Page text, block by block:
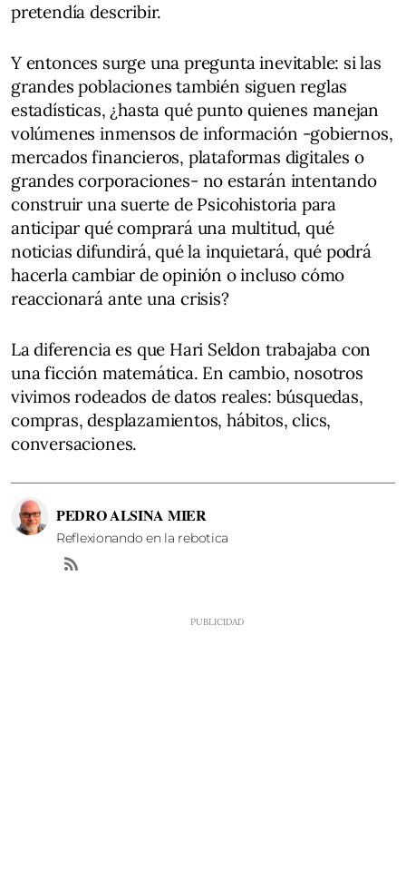
pretendía describir.
Y entonces surge una pregunta inevitable: si las
grandes poblaciones también siguen reglas
estadísticas, ¿hasta qué punto quienes manejan
volúmenes inmensos de información -gobiernos,
mercados financieros, plataformas digitales o
grandes corporaciones- no estarán intentando
construir una suerte de Psicohistoria para
anticipar qué comprará una multitud, qué
noticias difundirá, qué la inquietará, qué podrá
hacerla cambiar de opinión o incluso cómo
reaccionará ante una crisis?
La diferencia es que Hari Seldon trabajaba con
una ficción matemática. En cambio, nosotros
vivimos rodeados de datos reales: búsquedas,
compras, desplazamientos, hábitos, clics,
conversaciones.
PEDRO ALSINA MIER
Reflexionando en la rebotica